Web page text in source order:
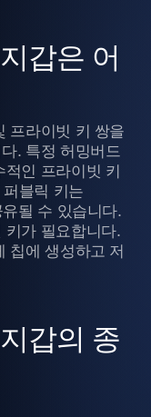
갑은 어
프라이빗 키 쌍을
. 특정 허밍버드
인 프라이빗 키
블릭 키는
될 수 있습니다.
가 필요합니다.
칩에 생성하고 저
갑의 종